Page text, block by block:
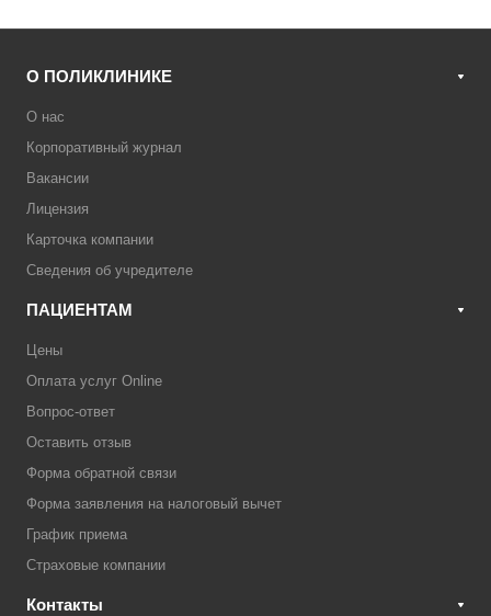
О ПОЛИКЛИНИКЕ
О нас
Корпоративный журнал
Вакансии
Лицензия
Карточка компании
Сведения об учредителе
ПАЦИЕНТАМ
Цены
Оплата услуг Online
Вопрос-ответ
Оставить отзыв
Форма обратной связи
Форма заявления на налоговый вычет
График приема
Страховые компании
Контакты